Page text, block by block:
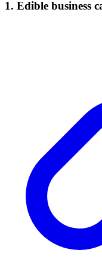
1. Edible business